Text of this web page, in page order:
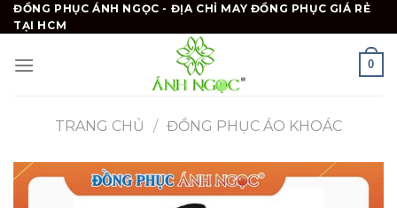
Skip
to
ĐỒNG PHỤC ÁNH NGỌC - ĐỊA CHỈ MAY ĐỒNG PHỤC GIÁ RẺ
TẠI HCM
0
TRANG CHỦ / ĐỒNG PHỤC ÁO KHOÁC